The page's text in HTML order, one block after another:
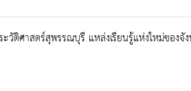
วัติศาสตร์สุพรรณบุรี แหล่งเรียนรู้แห่งใหม่ของ